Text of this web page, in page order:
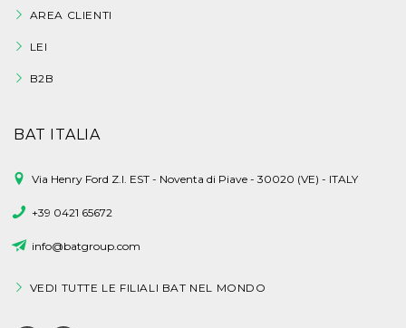
AREA CLIENTI
LEI
B2B
BAT ITALIA
Via Henry Ford Z.I. EST - Noventa di Piave - 30020 (VE) - ITALY
+39 0421 65672
info@batgroup.com
VEDI TUTTE LE FILIALI BAT NEL MONDO